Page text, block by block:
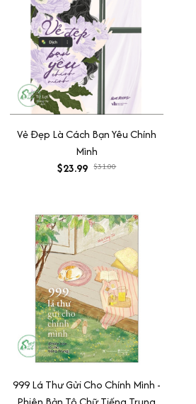
Vẻ Đẹp Là Cách Bạn Yêu Chính
Mình
$23.99 $31.00
999 Lá Thư Gửi Cho Chính Mình -